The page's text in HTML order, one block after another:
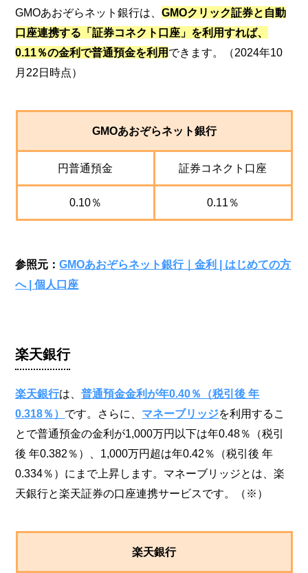
GMOあおぞらネット銀行は、GMOクリック証券と自動
口座連携する「証券コネクト口座」を利用すれば、
0.11％の金利で普通預金を利用 できます。（2024年10
月22日時点）
GMOあおぞらネット銀行
円普通預金 証券コネクト口座
0.10％ 0.11％
参照元：GMOあおぞらネット銀行｜金利 | はじめての方
へ | 個人口座
楽天銀行
楽天銀行は、普通預金金利が年0.40％（税引後 年
0.318％） です。さらに、 マネーブリッジを利用するこ
とで普通預金の金利が1,000万円以下は年0.48％（税引
後 年0.382％）、1,000万円超は年0.42％（税引後 年
0.334％）にまで上昇します。マネーブリッジとは、楽
天銀行と楽天証券の口座連携サービスです。（※）
楽天銀行